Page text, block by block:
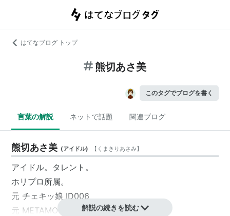
はてなブログ トップ
熊切あさ美
このタグでブログを書く
言葉の解説 ネットで話題 関連ブログ
熊切あさ美 (アイドル) 【 くまきりあさみ】
アイドル。タレント。
ホリプロ所属。
元 チェキッ娘 ID006
元 METAMO
解説の続きを読む